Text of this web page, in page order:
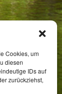
Cookies, um
diesen
IDs auf
zurückziehst,